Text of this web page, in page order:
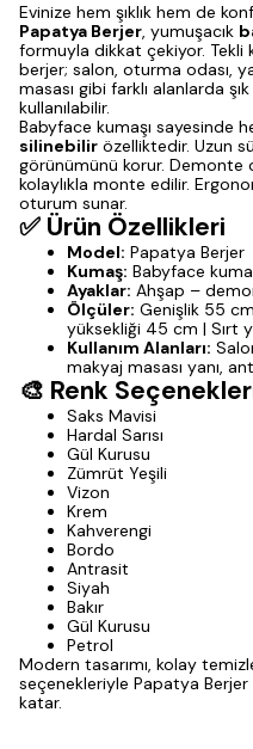
Evinize hem şıklık hem de
Papatya Berjer, yumuşacık
formuyla dikkat çekiyor.
berjer; salon, oturma odası,
masası gibi farklı alanlarda
kullanılabilir.
Babyface kumaşı sayesinde
silinebilir özelliktedir. Uzun
görünümünü korur. Demonte
kolaylıkla monte edilir.
oturum sunar.
✅ Ürün Özellikleri
Model: Papatya Berjer
Kumaş: Babyface
Ayaklar: Ahşap –
Ölçüler: Genişlik 55
yüksekliği 45 cm | Sırt
Kullanım Alanları:
makyaj masası yanı,
🎨 Renk
Saks Mavisi
Hardal Sarısı
Gül Kurusu
Zümrüt Yeşili
Vizon
Krem
Kahverengi
Bordo
Antrasit
Siyah
Bakır
Gül Kurusu
Petrol
Modern tasarımı, kolay
seçenekleriyle Papatya
katar.